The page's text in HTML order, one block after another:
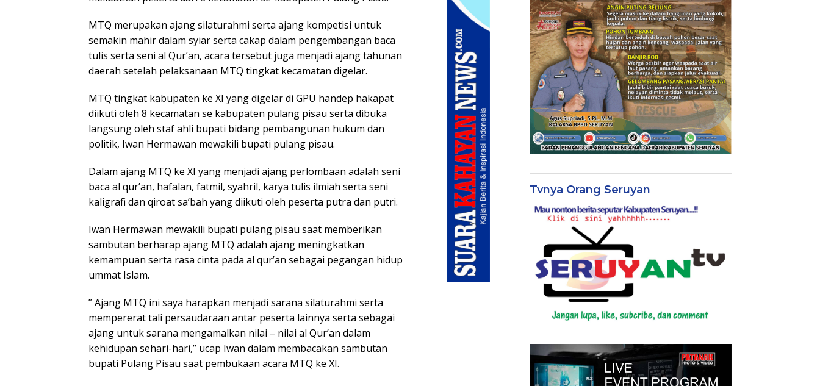
MTQ merupakan ajang silaturahmi serta ajang kompetisi untuk
semakin mahir dalam syiar serta cakap dalam pengembangan baca
tulis serta seni al Qur’an, acara tersebut juga menjadi ajang tahunan
daerah setelah pelaksanaan MTQ tingkat kecamatan digelar.
MTQ tingkat kabupaten ke XI yang digelar di GPU handep hakapat
diikuti oleh 8 kecamatan se kabupaten pulang pisau serta dibuka
langsung oleh staf ahli bupati bidang pembangunan hukum dan
politik, Iwan Hermawan mewakili bupati pulang pisau.
Dalam ajang MTQ ke XI yang menjadi ajang perlombaan adalah seni
baca al qur’an, hafalan, fatmil, syahril, karya tulis ilmiah serta seni
kaligrafi dan qiroat sa’bah yang diikuti oleh peserta putra dan putri.
Iwan Hermawan mewakili bupati pulang pisau saat memberikan
sambutan berharap ajang MTQ adalah ajang meningkatkan
kemampuan serta rasa cinta pada al qur’an sebagai pegangan hidup
ummat Islam.
” Ajang MTQ ini saya harapkan menjadi sarana silaturahmi serta
mempererat tali persaudaraan antar peserta lainnya serta sebagai
ajang untuk sarana mengamalkan nilai – nilai al Qur’an dalam
kehidupan sehari-hari,” ucap Iwan dalam membacakan sambutan
bupati Pulang Pisau saat pembukaan acara MTQ ke XI.
Tvnya Orang Seruyan